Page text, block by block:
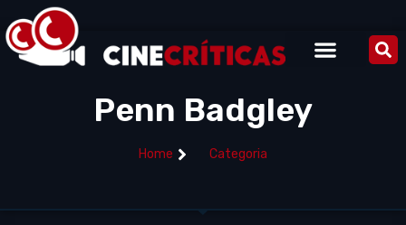
Penn Badgley
Home Categoria